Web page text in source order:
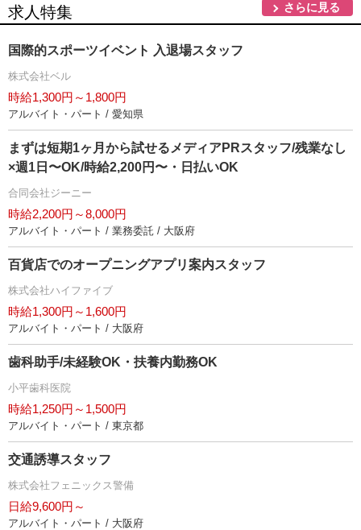
求人特集 さらに見る
国際的スポーツイベント 入退場スタッフ
株式会社ベル
時給1,300円～1,800円
アルバイト・パート / 愛知県
まずは短期1ヶ月から試せるメディアPRスタッフ/残業なし
×週1日〜OK/時給2,200円〜・日払いOK
合同会社ジーニー
時給2,200円～8,000円
アルバイト・パート / 業務委託 / 大阪府
百貨店でのオープニングアプリ案内スタッフ
株式会社ハイファイブ
時給1,300円～1,600円
アルバイト・パート / 大阪府
歯科助手/未経験OK・扶養内勤務OK
小平歯科医院
時給1,250円～1,500円
アルバイト・パート / 東京都
交通誘導スタッフ
株式会社フェニックス警備
日給9,600円～
アルバイト・パート / 大阪府